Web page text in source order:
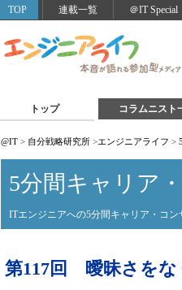
TOP 連載一覧 ＠IT Special
トップ コラムニスト
@IT > 自分戦略研究所 >エンジニアライフ >
5分間キャリア
ITエンジニアへの5分間キャリア・コン
第117回 曖昧さをな